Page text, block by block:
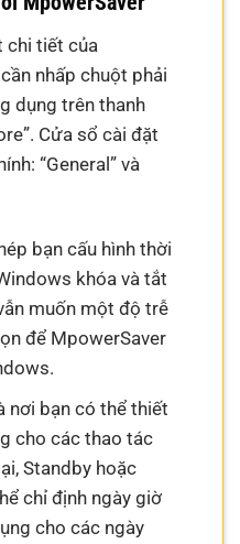
chi tiết của
nhấp chuột phải
dụng trên thanh
Cửa sổ cài đặt
“General” và
bạn cấu hình thời
khóa và tắt
muốn một độ trễ
để MpowerSaver
nơi bạn có thể thiết
cho các thao tác
Standby hoặc
chỉ định ngày giờ
cho các ngày